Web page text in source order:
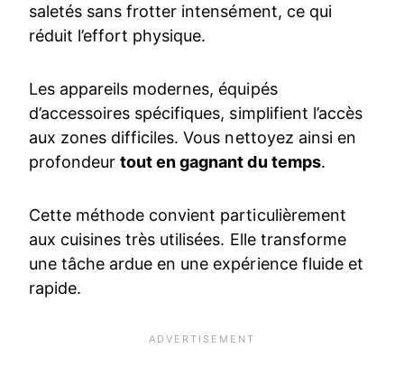
saletés sans frotter intensément, ce qui
réduit l’effort physique.
Les appareils modernes, équipés
d’accessoires spécifiques, simplifient l’accès
aux zones difficiles. Vous nettoyez ainsi en
profondeurtout en gagnant du temps.
Cette méthode convient particulièrement
aux cuisines très utilisées. Elle transforme
une tâche ardue en une expérience fluide et
rapide.